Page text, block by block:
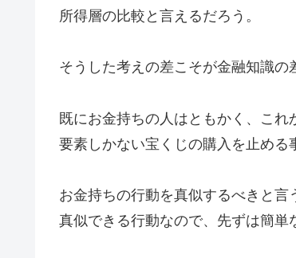
所得層の比較と言えるだろう。
そうした考えの差こそが金融知識の
既にお金持ちの人はともかく、こ
要素しかない宝くじの購入を止める
お金持ちの行動を真似するべきと
真似できる行動なので、先ずは簡単